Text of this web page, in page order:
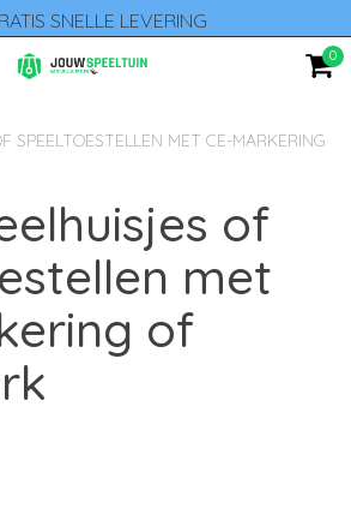
SNELLE LEVERING
0
SPEELTOESTELLEN MET CE-MARKERING
of
met
of